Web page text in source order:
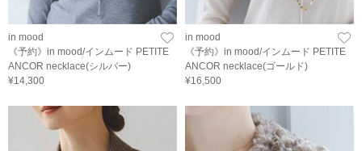
in mood
《予約》in mood/インムード PETITE
ANCOR necklace(シルバー)
¥14,300
in mood
《予約》in mood/インムード PETITE
ANCOR necklace(ゴールド)
¥16,500